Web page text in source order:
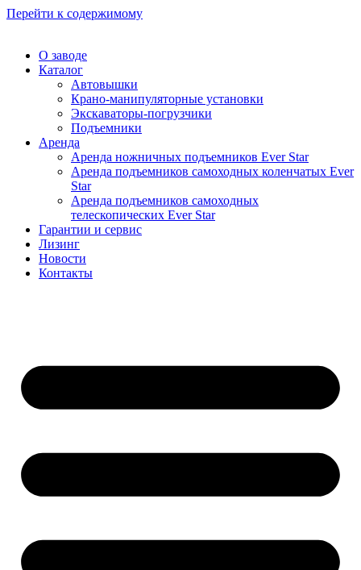
Перейти к содержимому
О заводе
Каталог
Автовышки
Крано-манипуляторные установки
Экскаваторы-погрузчики
Подъемники
Аренда
Аренда ножничных подъемников Ever Star
Аренда подъемников самоходных коленчатых Ever
Star
Аренда подъемников самоходных
телескопических Ever Star
Гарантии и сервис
Лизинг
Новости
Контакты